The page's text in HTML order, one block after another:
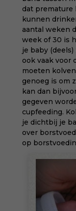
dat premature
kunnen
aantal weken
week of 30 is
je baby
ook vaak voor
moeten
genoeg is om
kan dan
gegeven
cupfeeding.
je dichtbij je
over
op